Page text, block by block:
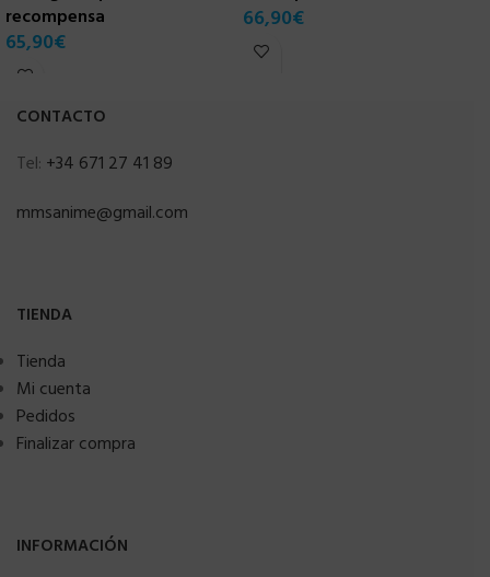
recompensa
65,90€
66,90€
CONTACTO
Tel: +34 671 27 41 89
mmsanime@gmail.com
TIENDA
Tienda
Mi cuenta
Pedidos
Finalizar compra
INFORMACIÓN